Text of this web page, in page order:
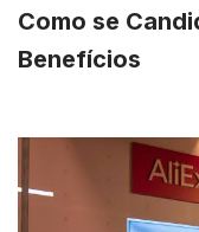
Como se
Benefícios